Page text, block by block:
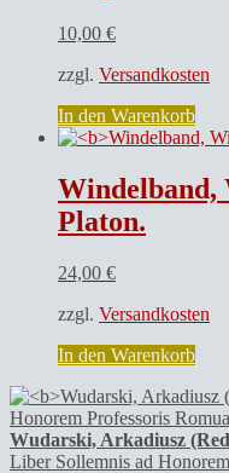
10,00 €
zzgl. Versandkosten
In den Warenkorb
Windelband,
Platon.
24,00 €
zzgl. Versandkosten
In den Warenkorb
Wudarski, Arkadiusz
Liber Sollemnis ad